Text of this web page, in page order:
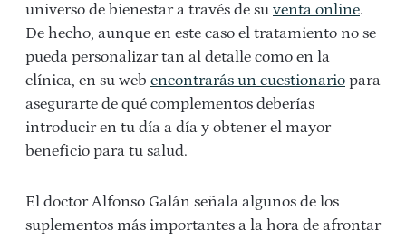
universo de bienestar a través de su venta online.
De hecho, aunque en este caso el tratamiento no se
pueda personalizar tan al detalle como en la
clínica, en su web encontrarás un cuestionario para
asegurarte de qué complementos deberías
introducir en tu día a día y obtener el mayor
beneficio para tu salud.
El doctor Alfonso Galán señala algunos de los
suplementos más importantes a la hora de afrontar